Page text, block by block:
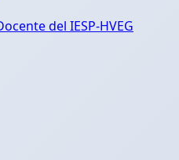
del IESP-HVEG